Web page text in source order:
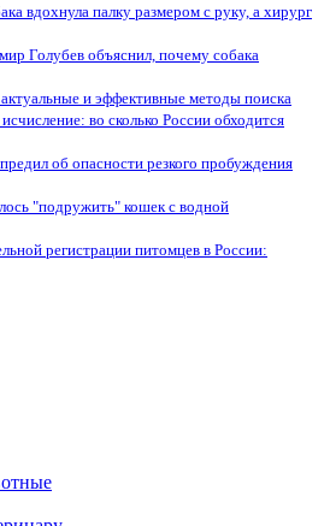
вдохнула палку размером с руку, а хирург
Голубев объяснил, почему собака
и эффективные методы поиска
во сколько России обходится
об опасности резкого пробуждения
"подружить" кошек с водной
регистрации питомцев в России: